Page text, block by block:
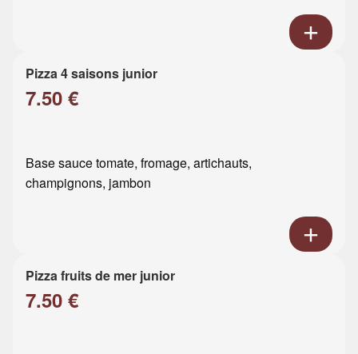
Pizza 4 saisons junior
7.50 €
Base sauce tomate, fromage, artichauts,
champignons, jambon
Pizza fruits de mer junior
7.50 €